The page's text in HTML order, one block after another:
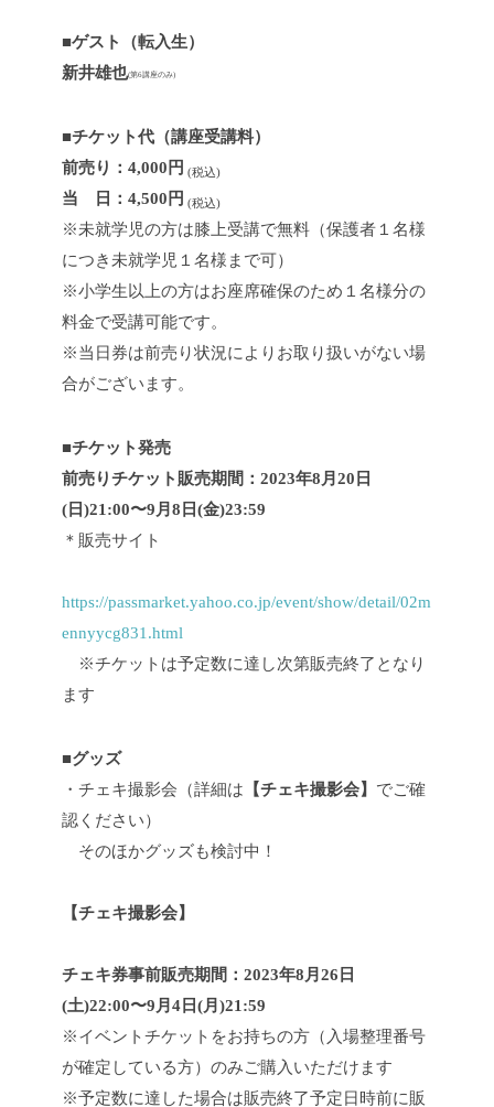
■ゲスト（転入生）
新井雄也(第6講座のみ)
■チケット代（講座受講料）
前売り：4,000円 (税込)
当 日：4,500円 (税込)
※未就学児の方は膝上受講で無料（保護者１名様
につき未就学児１名様まで可）
※小学生以上の方はお座席確保のため１名様分の
料金で受講可能です。
※当日券は前売り状況によりお取り扱いがない場
合がございます。
■チケット発売
前売りチケット販売期間：2023年8月20日
(日)21:00〜9月8日(金)23:59
＊販売サイト
https://passmarket.yahoo.co.jp/event/show/detail/02m
ennyycg831.html
※チケットは予定数に達し次第販売終了となり
ます
■グッズ
・チェキ撮影会（詳細は 【チェキ撮影会】 でご確
認ください）
そのほかグッズも検討中！
【チェキ撮影会】
チェキ券事前販売期間：2023年8月26日
(土)22:00〜9月4日(月)21:59
※イベントチケットをお持ちの方（入場整理番号
が確定している方）のみご購入いただけます
※予定数に達した場合は販売終了予定日時前に販